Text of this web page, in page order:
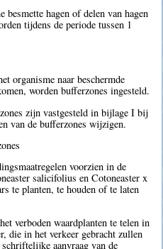
besmette hagen of delen van hagen
tijdens de periode tussen 1
organisme naar beschermde
worden bufferzones ingesteld.
zijn vastgesteld in bijlage I bij
van de bufferzones wijzigen.
voorzien in de
salicifolius en Cotoneaster x
te planten, te houden of te laten
verboden waardplanten te telen in
die in het verkeer gebracht zullen
aanvraag van de